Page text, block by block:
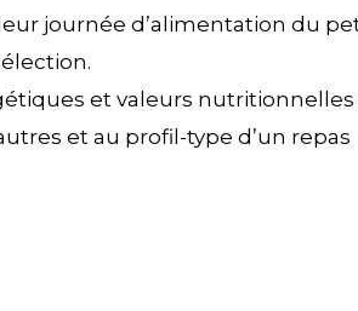
journée d’alimentation du
et valeurs nutritionnelles
et au profil-type d’un repas